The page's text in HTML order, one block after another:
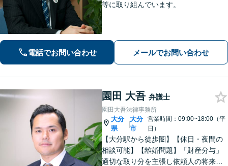
等に取り組んでいます。
電話でお問い合わせ メールでお問い合わせ
園田 大吾 弁護士
園田大吾法律事務所
大分
県
|
大分
市
営業時間：09:00~18:00（平
日）
【大分駅から徒歩圏】【休日・夜間の
相談可能】【離婚問題】「財産分与」
適切な取り分を主張し依頼人の将来を